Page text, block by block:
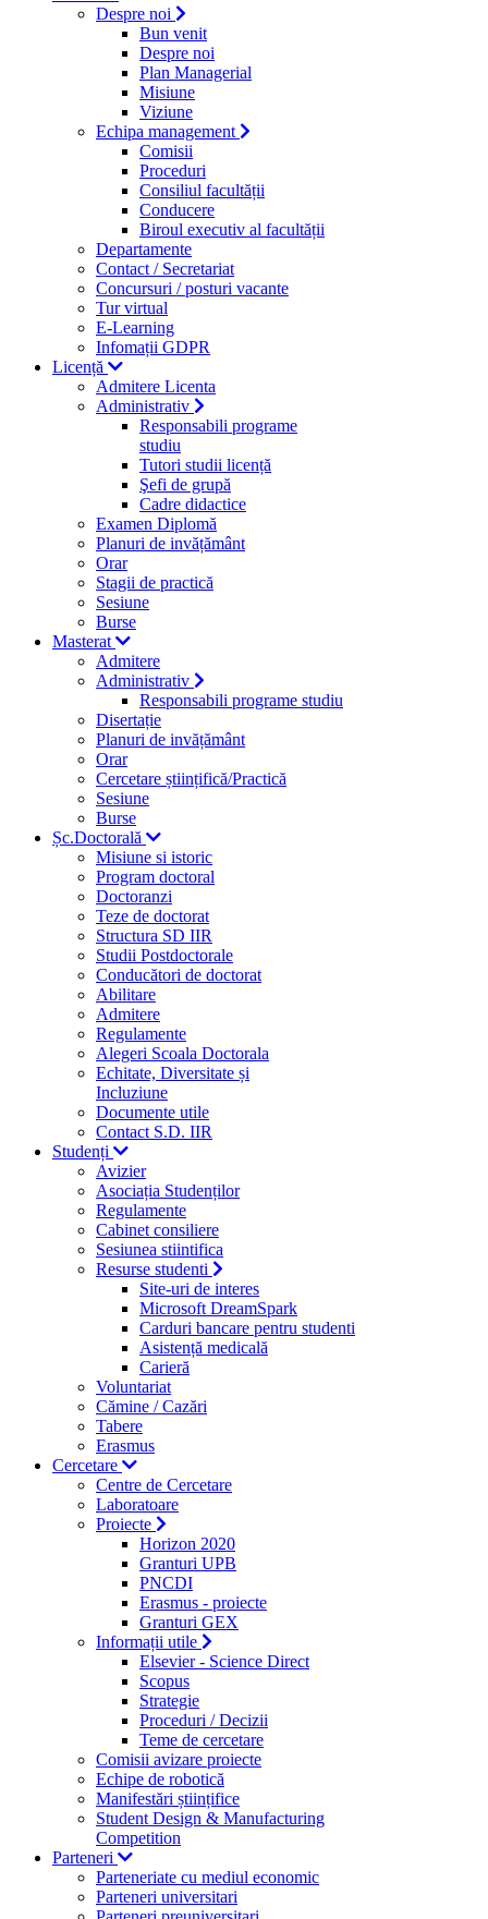
Despre noi
Bun venit
Despre noi
Plan Managerial
Misiune
Viziune
Echipa management
Comisii
Proceduri
Consiliul facultății
Conducere
Biroul executiv al facultății
Departamente
Contact / Secretariat
Concursuri / posturi vacante
Tur virtual
E-Learning
Infomații GDPR
Licență
Admitere Licenta
Administrativ
Responsabili programe
studiu
Tutori studii licență
Şefi de grupă
Cadre didactice
Examen Diplomă
Planuri de invățământ
Orar
Stagii de practică
Sesiune
Burse
Masterat
Admitere
Administrativ
Responsabili programe studiu
Disertație
Planuri de invățământ
Orar
Cercetare științifică/Practică
Sesiune
Burse
Șc.Doctorală
Misiune si istoric
Program doctoral
Doctoranzi
Teze de doctorat
Structura SD IIR
Studii Postdoctorale
Conducători de doctorat
Abilitare
Admitere
Regulamente
Alegeri Scoala Doctorala
Echitate, Diversitate și
Incluziune
Documente utile
Contact S.D. IIR
Studenți
Avizier
Asociația Studenților
Regulamente
Cabinet consiliere
Sesiunea stiintifica
Resurse studenti
Site-uri de interes
Microsoft DreamSpark
Carduri bancare pentru studenti
Asistență medicală
Carieră
Voluntariat
Cămine / Cazări
Tabere
Erasmus
Cercetare
Centre de Cercetare
Laboratoare
Proiecte
Horizon 2020
Granturi UPB
PNCDI
Erasmus - proiecte
Granturi GEX
Informații utile
Elsevier - Science Direct
Scopus
Strategie
Proceduri / Decizii
Teme de cercetare
Comisii avizare proiecte
Echipe de robotică
Manifestări științifice
Student Design & Manufacturing
Competition
Parteneri
Parteneriate cu mediul economic
Parteneri universitari